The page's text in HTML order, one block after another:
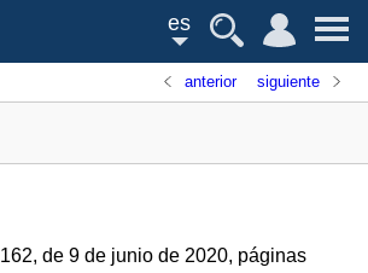
es
anterior siguiente
162, de 9 de junio de 2020, páginas